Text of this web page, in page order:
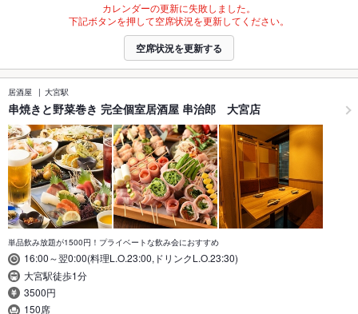
カレンダーの更新に失敗しました。
下記ボタンを押して空席状況を更新してください。
空席状況を更新する
居酒屋 大宮駅
串焼きと野菜巻き 完全個室居酒屋 串治郎 大宮店
単品飲み放題が1500円！プライベートな飲み会におすすめ
16:00～翌0:00(料理L.O.23:00,ドリンクL.O.23:30)
大宮駅徒歩1分
3500円
150席